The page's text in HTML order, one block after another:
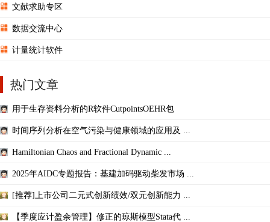
文献求助专区
数据交流中心
计量统计软件
热门文章
用于生存资料分析的R软件CutpointsOEHR包
时间序列分析在空气污染与健康领域的应用及 ...
Hamiltonian Chaos and Fractional Dynamic ...
2025年AIDC专题报告：基建加码驱动柴发市场 ...
[推荐]上市公司二元式创新绩效/双元创新能力 ...
【季度应计盈余管理】修正的琼斯模型Stata代 ...